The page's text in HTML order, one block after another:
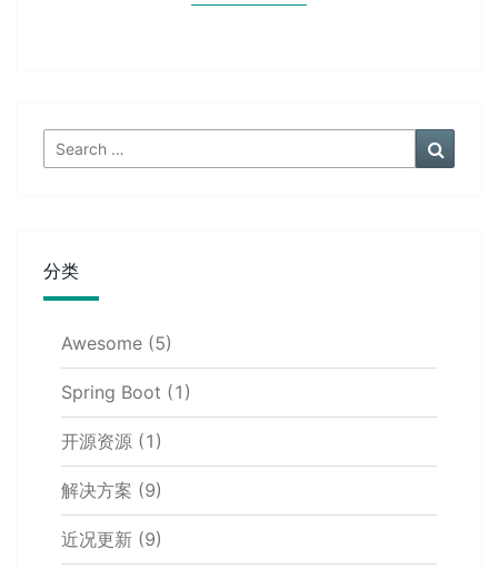
Search
for:
分类
Awesome (5)
Spring Boot (1)
开源资源 (1)
解决方案 (9)
近况更新 (9)